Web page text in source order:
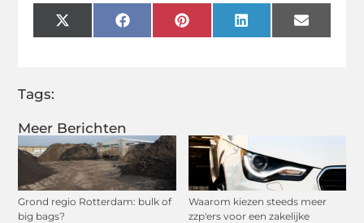
Meer Berichten
Grond regio Rotterdam: bulk of
big bags?
Waarom kiezen steeds meer
zzp'ers voor een zakelijke
X
(Twitter)
FacebookPinterestLinkedInEmail
Tags: